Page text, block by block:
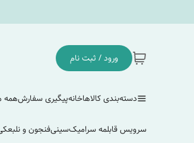
ورود / ثبت نام
دسته‌بندی کالاهاخانهپیگیری سفارشهمه
سرویس قابلمه سرامیکسینیفنجون و